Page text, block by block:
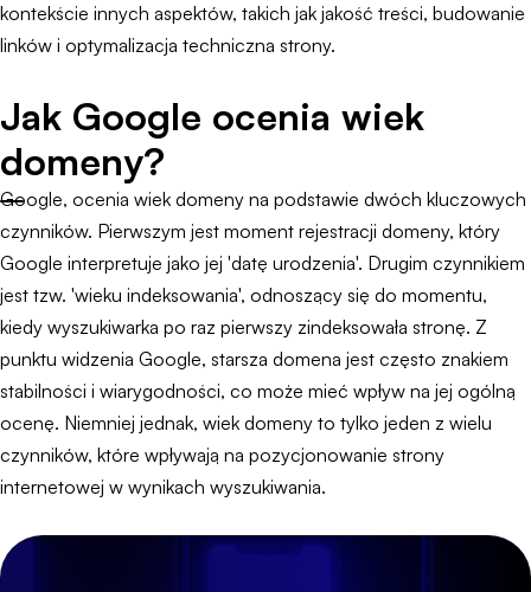
kontekście innych aspektów, takich jak jakość treści, budowanie
linków i optymalizacja techniczna strony.
Jak Google ocenia wiek
domeny?
Google, ocenia wiek domeny na podstawie dwóch kluczowych
czynników. Pierwszym jest moment rejestracji domeny, który
Google interpretuje jako jej 'datę urodzenia'. Drugim czynnikiem
jest tzw. 'wieku indeksowania', odnoszący się do momentu,
kiedy wyszukiwarka po raz pierwszy zindeksowała stronę. Z
punktu widzenia Google, starsza domena jest często znakiem
stabilności i wiarygodności, co może mieć wpływ na jej ogólną
ocenę. Niemniej jednak, wiek domeny to tylko jeden z wielu
czynników, które wpływają na pozycjonowanie strony
internetowej w wynikach wyszukiwania.